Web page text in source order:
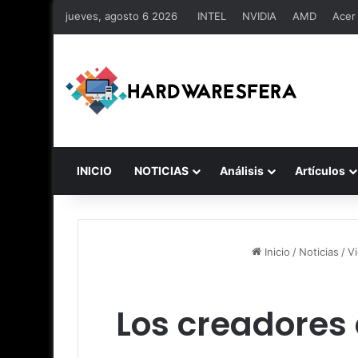
jueves, agosto 6 2026 INTEL NVIDIA AMD Acer
INICIO NOTICIAS Análisis Artículos
Inicio / Noticias /
Los